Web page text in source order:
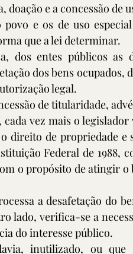
e a concessão de
e os de uso
que a lei determinar.
dos entes públicos as
dos bens ocupados,
legal.
de titularidade,
vez mais o legislador
direito de propriedade e
Federal de 1988,
o propósito de atingir o
a desafetação do
lado, verifica-se a
do interesse público.
inutilizado, ou